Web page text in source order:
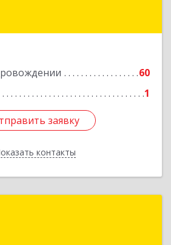
60
1
заявку
контакты
обл, Юрга г, Московская
заявку
Назад